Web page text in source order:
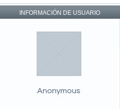
INFORMACIÓN DE USUARIO
Anonymous